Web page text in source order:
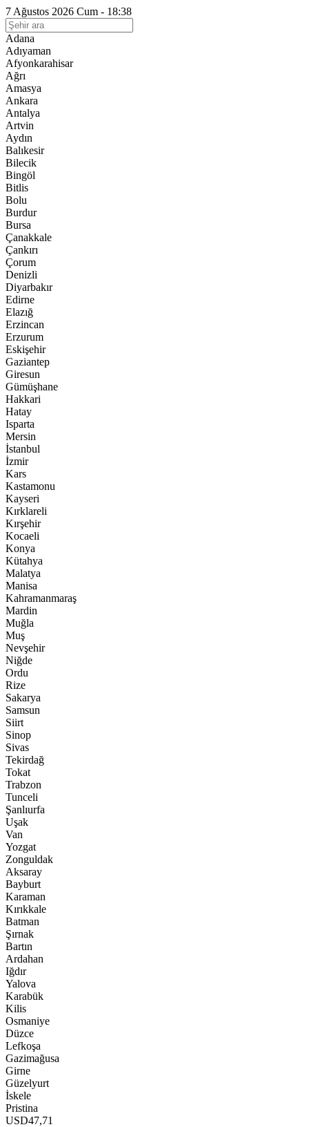
7 Ağustos 2026 Cum - 18:38
Adana
Adıyaman
Afyonkarahisar
Ağrı
Amasya
Ankara
Antalya
Artvin
Aydın
Balıkesir
Bilecik
Bingöl
Bitlis
Bolu
Burdur
Bursa
Çanakkale
Çankırı
Çorum
Denizli
Diyarbakır
Edirne
Elazığ
Erzincan
Erzurum
Eskişehir
Gaziantep
Giresun
Gümüşhane
Hakkari
Hatay
Isparta
Mersin
İstanbul
İzmir
Kars
Kastamonu
Kayseri
Kırklareli
Kırşehir
Kocaeli
Konya
Kütahya
Malatya
Manisa
Kahramanmaraş
Mardin
Muğla
Muş
Nevşehir
Niğde
Ordu
Rize
Sakarya
Samsun
Siirt
Sinop
Sivas
Tekirdağ
Tokat
Trabzon
Tunceli
Şanlıurfa
Uşak
Van
Yozgat
Zonguldak
Aksaray
Bayburt
Karaman
Kırıkkale
Batman
Şırnak
Bartın
Ardahan
Iğdır
Yalova
Karabük
Kilis
Osmaniye
Düzce
Lefkoşa
Gazimağusa
Girne
Güzelyurt
İskele
Pristina
USD47,71